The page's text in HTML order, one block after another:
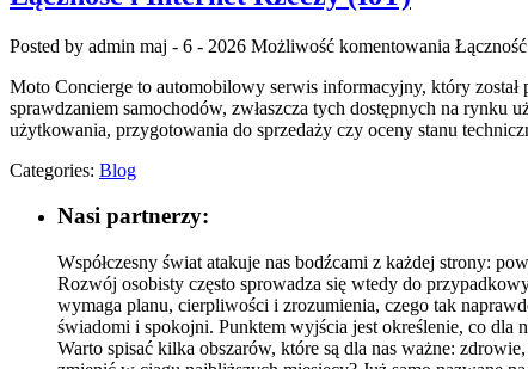
Posted by admin maj - 6 - 2026 Możliwość komentowania
Moto Concierge to automobilowy serwis informacyjny, który
sprawdzaniem samochodów, zwłaszcza tych dostępnych na
użytkowania, przygotowania do sprzedaży czy oceny stanu
Categories: Blog
Nasi partnerzy:
Współczesny świat atakuje nas bodźcami z każdej strony:
Rozwój osobisty często sprowadza się wtedy do
wymaga planu, cierpliwości i zrozumienia, czego tak
świadomi i spokojni. Punktem wyjścia jest określenie, co dla
Warto spisać kilka obszarów, które są dla nas ważne: